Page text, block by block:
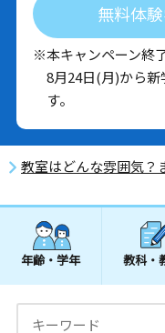
無料体
※本キャンペーン終了
8月24日(月)から
す。
教室はどんな雰囲気？
年齢・学年 教科・